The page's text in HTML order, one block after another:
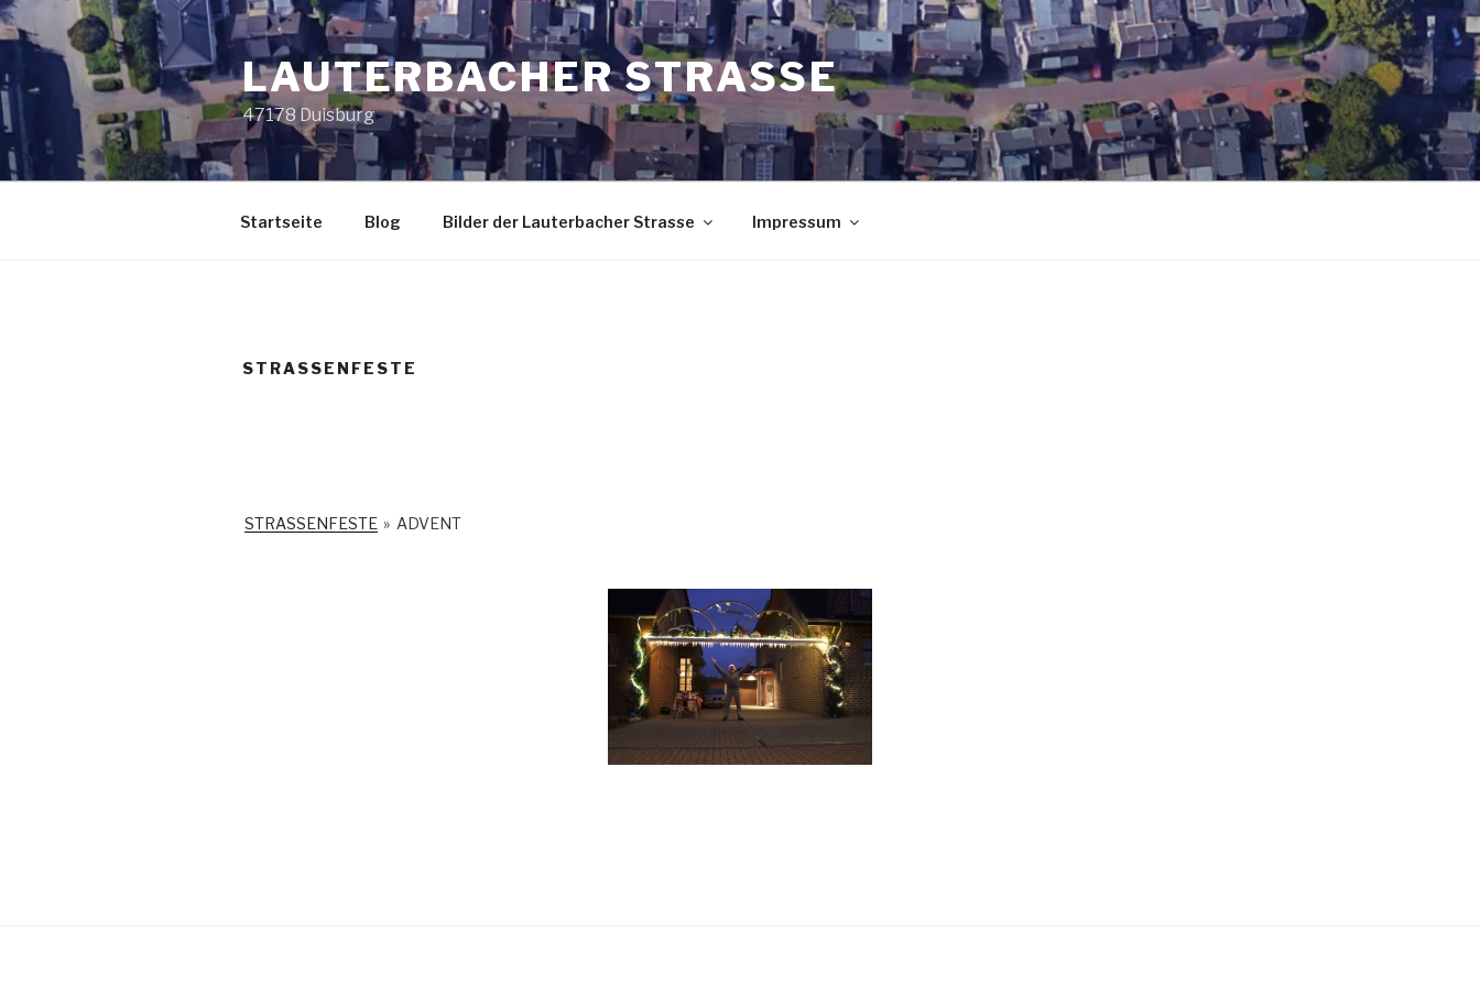
Zum
Inhalt
springen
LAUTERBACHER STRASSE
47178 Duisburg
Startseite Blog Bilder der Lauterbacher Strasse Impressum
STRASSENFESTE
STRASSENFESTE » ADVENT